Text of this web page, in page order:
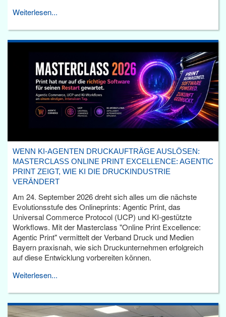
Weiterlesen...
WENN KI-AGENTEN DRUCKAUFTRÄGE AUSLÖSEN:
MASTERCLASS ONLINE PRINT EXCELLENCE: AGENTIC
PRINT ZEIGT, WIE KI DIE DRUCKINDUSTRIE
VERÄNDERT
Am 24. September 2026 dreht sich alles um die nächste
Evolutionsstufe des Onlineprints: Agentic Print, das
Universal Commerce Protocol (UCP) und KI-gestützte
Workflows. Mit der Masterclass "Online Print Excellence:
Agentic Print" vermittelt der Verband Druck und Medien
Bayern praxisnah, wie sich Druckunternehmen erfolgreich
auf diese Entwicklung vorbereiten können.
Weiterlesen...